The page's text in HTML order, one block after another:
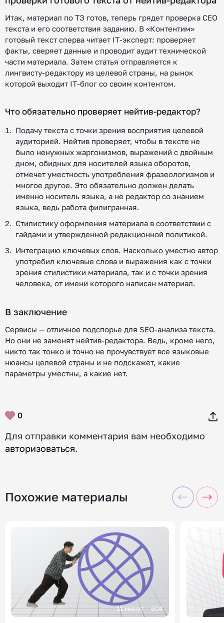
Итак, материал по ТЗ готов, теперь грядет проверка CEO
текста и его соответствия заданию. В «Контентим»
готовый текст сперва читает IT-эксперт: проверяет
факты, сверяет данные и проводит аудит технической
части материала. Затем статья отправляется к
лингвисту-редактору из целевой страны, на рынок
которой выходит IT-блог со своим контентом.
Что обязательно проверяет нейтив-редактор?
Подачу текста с точки зрения восприятия целевой
аудиторией. Нейтив проверяет, чтобы в тексте не
было ненужных жаргонизмов, выражений с двойным
дном, обидных для носителей языка оборотов,
отмечет уместность употребления фразеологизмов и
многое другое. Это обязательно должен делать
именно носитель языка, а не редактор со знанием
языка, ведь работа филигранная.
Стилистику оформления материала в соответствии с
гайдами и утвержденной редакционной политикой.
Интеграцию ключевых слов. Насколько уместно автор
употребил ключевые слова и выражения как с точки
зрения стилистики материала, так и с точки зрения
человека, от имени которого написан материал.
В заключение
Сервисы — отличное подспорье для SEO-анализа текста.
Но они не заменят нейтив-редактора. Ведь, кроме него,
никто так тонко и точно не прочувствует все языковые
нюансы целевой страны и не подскажет, какие
параметры уместны, а какие нет.
0
Для отправки комментария вам необходимо
авторизоваться.
Похожие материалы
11 минут 604